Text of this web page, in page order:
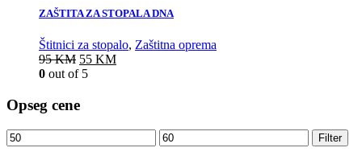
ZAŠTITA ZA STOPALA DNA
Štitnici za stopalo, Zaštitna oprema
95 KM 55 KM
0 out of 5
Opseg cene
Filter